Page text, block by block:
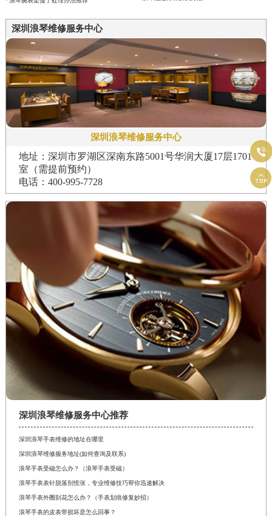
深圳浪琴维修服务中心
深圳浪琴维修服务中心
地址：深圳市罗湖区深南东路5001号华润大厦17层1701
室（需提前预约）
电话：400-995-7728
深圳浪琴维修服务中心推荐
深圳浪琴手表维修的地址在哪里
深圳浪琴维修服务地址(如何查询及联系)
浪琴手表受磁怎么办？（浪琴手表受磁）
浪琴手表表针脱落别慌张，专业维修技巧帮你迅速解决
浪琴手表外圈刮花怎么办？（手表划痕修复妙招）
浪琴手表的皮表带损坏是怎么回事？

